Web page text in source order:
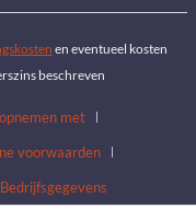
en eventueel kosten
beschreven
met
voorwaarden
Bedrijfsgegevens